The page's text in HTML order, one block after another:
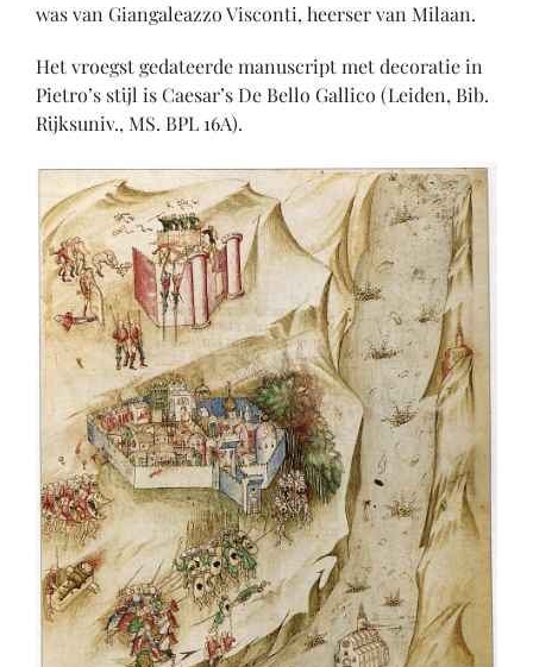
was van Giangaleazzo Visconti, heerser van Milaan.
Het vroegst gedateerde manuscript met decoratie in
Pietro’s stijl is Caesar’s De Bello Gallico (Leiden, Bib.
Rijksuniv., MS. BPL 16A).